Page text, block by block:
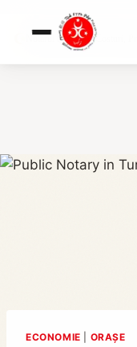
Notarul în Turcia: Costuri,
ECONOMIE ORAȘE